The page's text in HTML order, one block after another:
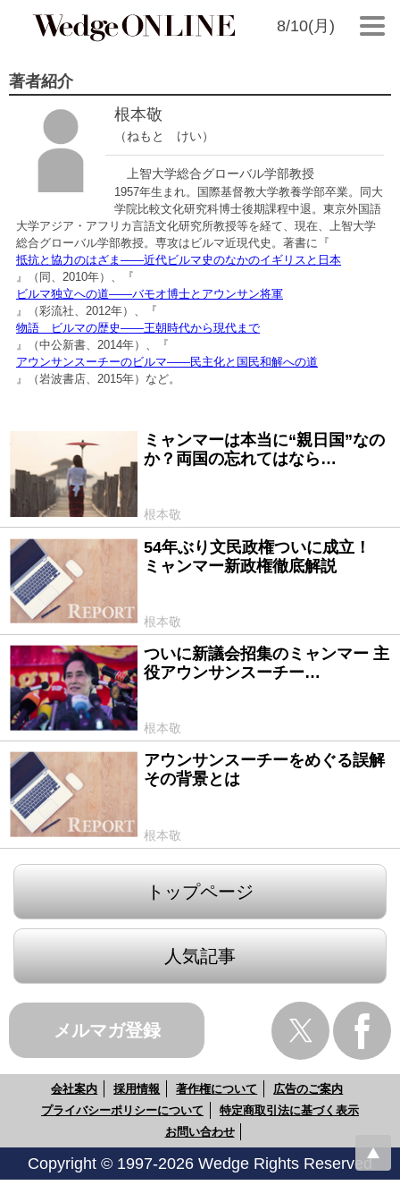
8/10(月)
著者紹介
根本敬
（ねもと けい）
上智大学総合グローバル学部教授
1957年生まれ。国際基督教大学教養学部卒業。同大
学院比較文化研究科博士後期課程中退。東京外国語
大学アジア・アフリカ言語文化研究所教授等を経て、現在、上智大学
総合グローバル学部教授。専攻はビルマ近現代史。著書に『
抵抗と協力のはざま――近代ビルマ史のなかのイギリスと日本
』（同、2010年）、『
ビルマ独立への道――バモオ博士とアウンサン将軍
』（彩流社、2012年）、『
物語 ビルマの歴史――王朝時代から現代まで
』（中公新書、2014年）、『
アウンサンスーチーのビルマ――民主化と国民和解への道
』（岩波書店、2015年）など。
2016/08/15
ミャンマーは本当に“親日国”なの
か？両国の忘れてはなら…
根本敬
2016/03/31
54年ぶり文民政権ついに成立！
ミャンマー新政権徹底解説
根本敬
2016/02/03
ついに新議会招集のミャンマー 主
役アウンサンスーチー…
根本敬
2016/01/15
アウンサンスーチーをめぐる誤解
その背景とは
根本敬
トップページ
人気記事
メルマガ登録
会社案内 採用情報 著作権について
広告のご案内
プライバシーポリシーについて
特定商取引法に基づく表示
お問い合わせ
Copyright © 1997-2026 Wedge Rights Reserved